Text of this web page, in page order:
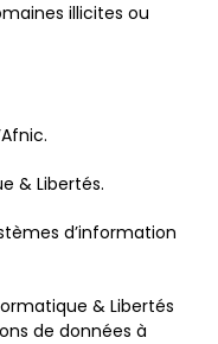
illicites ou
& Libertés.
d’information
& Libertés
de données à